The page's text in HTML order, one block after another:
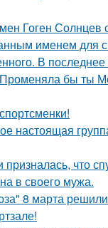
Гоген Солнцев
именем для
В
бы ты
настоящая
призналась, что
в своего мужа.
8 марта